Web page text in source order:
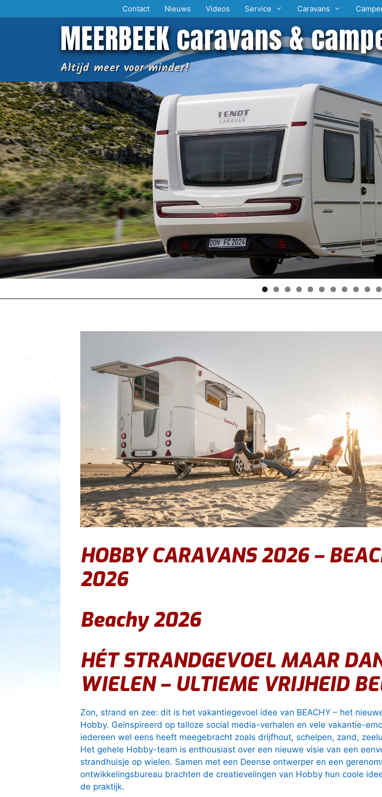
naar
Contact Nieuws Videos Service Caravans
MEERBEEK caravans &
Altijd meer voor minder!
HOBBY CARAVANS 2026 –
2026
Beachy 2026
HÉT STRANDGEVOEL MAAR
WIELEN – ULTIEME VRIJHEID
Zon, strand en zee: dit is het vakantiegevoel idee van BEACHY – het
Hobby. Geïnspireerd op talloze social media-verhalen en vele vakantie-
iedereen wel eens heeft meegebracht zoals drijfhout, schelpen, zand,
Het gehele Hobby-team is enthousiast over een nieuwe visie van een
strandhuisje op wielen. Samen met een Deense ontwerper en een
ontwikkelingsbureau brachten de creatievelingen van Hobby hun coole
de praktijk.